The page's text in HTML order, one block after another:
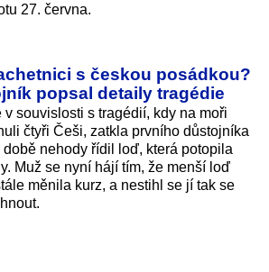
27. června.
s českou posádkou?
popsal detaily tragédie
souvislosti s tragédií, kdy na moři
čtyři Češi, zatkla prvního důstojníka
době nehody řídil loď, která potopila
Muž se nyní hájí tím, že menší loď
měnila kurz, a nestihl se jí tak se